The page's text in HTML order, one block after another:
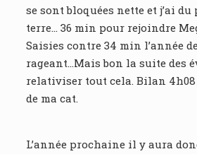
se sont bloquées nette et j’ai du
terre… 36 min pour rejoindre
Saisies contre 34 min l’année
rageant…Mais bon la suite des
relativiser tout cela. Bilan 4h08
de ma cat.
L’année prochaine il y aura